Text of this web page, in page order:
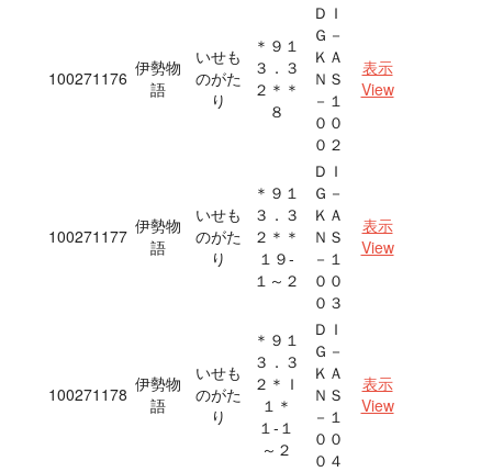
100271176 伊勢物
語
いせも
のがた
り
＊９１
３．３
２＊＊
８
ＤＩ
Ｇ－
ＫＡ
ＮＳ
－１
００
０２
表示
View
100271177 伊勢物
語
いせも
のがた
り
＊９１
３．３
２＊＊
１９‐
１～２
ＤＩ
Ｇ－
ＫＡ
ＮＳ
－１
００
０３
表示
View
100271178 伊勢物
語
いせも
のがた
り
＊９１
３．３
２＊Ｉ
１＊
１‐１
～２
ＤＩ
Ｇ－
ＫＡ
ＮＳ
－１
００
０４
表示
View